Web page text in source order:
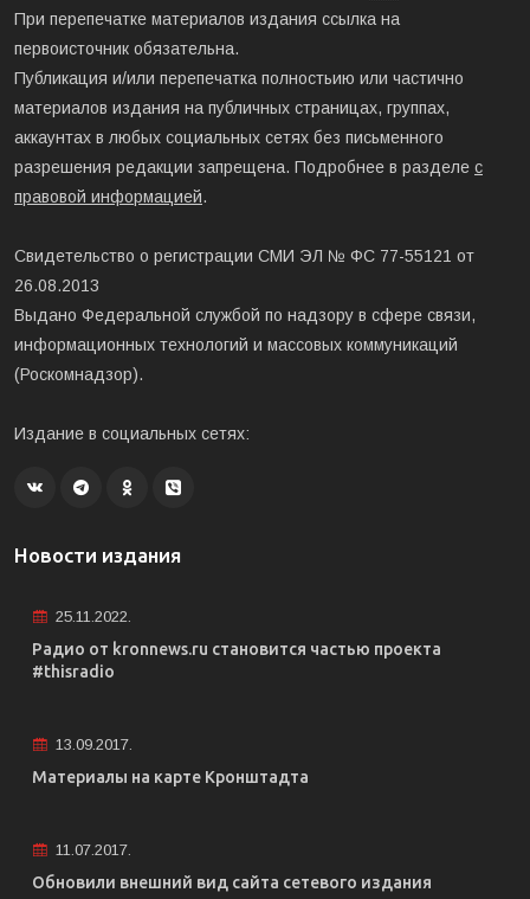
При перепечатке материалов издания ссылка на
первоисточник обязательна.
Публикация и/или перепечатка полностьию или частично
материалов издания на публичных страницах, группах,
аккаунтах в любых социальных сетях без письменного
разрешения редакции запрещена. Подробнее в разделе с
правовой информацией.
Свидетельство о регистрации СМИ ЭЛ № ФС 77-55121 от
26.08.2013
Выдано Федеральной службой по надзору в сфере связи,
информационных технологий и массовых коммуникаций
(Роскомнадзор).
Издание в социальных сетях:
Новости издания
25.11.2022.
Радио от kronnews.ru становится частью проекта
#thisradio
13.09.2017.
Материалы на карте Кронштадта
11.07.2017.
Обновили внешний вид сайта сетевого издания